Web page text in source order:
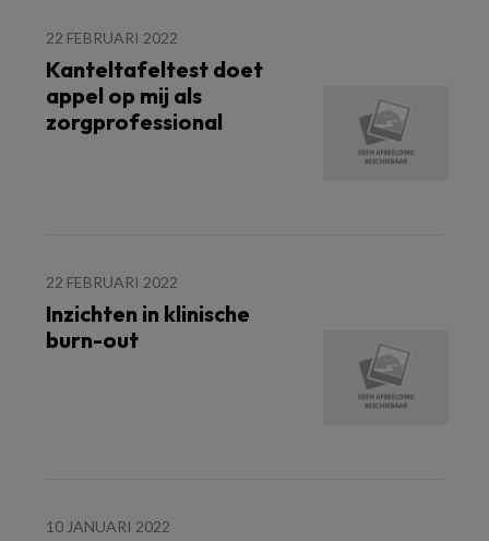
22 FEBRUARI 2022
Kanteltafeltest doet
appel op mij als
zorgprofessional
22 FEBRUARI 2022
Inzichten in klinische
burn-out
10 JANUARI 2022